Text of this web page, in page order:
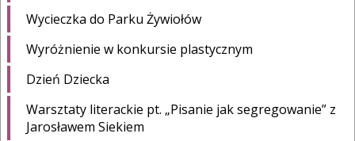
Wycieczka do Parku Żywiołów
Wyróżnienie w konkursie plastycznym
Dzień Dziecka
Warsztaty literackie pt. „Pisanie jak segregowanie” z
Jarosławem Siekiem